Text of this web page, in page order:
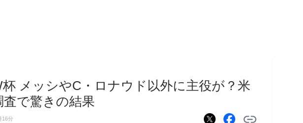
メッシやC・ロナウド以外に主役が？米
査で驚きの結果
16分